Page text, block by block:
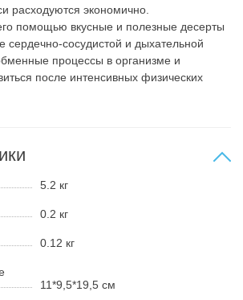
расходуются экономично.
помощью вкусные и полезные десерты
сердечно-сосудистой и дыхательной
процессы в организме и
после интенсивных физических
5.2 кг
0.2 кг
0.12 кг
11*9,5*19,5 см